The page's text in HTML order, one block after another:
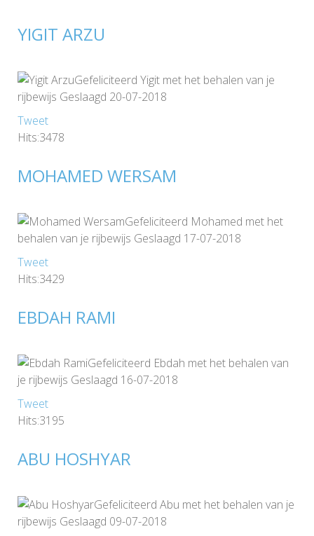
YIGIT ARZU
Gefeliciteerd Yigit met het behalen van je
rijbewijs Geslaagd 20-07-2018
Tweet
Hits:3478
MOHAMED WERSAM
Gefeliciteerd Mohamed met het
behalen van je rijbewijs Geslaagd 17-07-2018
Tweet
Hits:3429
EBDAH RAMI
Gefeliciteerd Ebdah met het behalen van
je rijbewijs Geslaagd 16-07-2018
Tweet
Hits:3195
ABU HOSHYAR
Gefeliciteerd Abu met het behalen van je
rijbewijs Geslaagd 09-07-2018